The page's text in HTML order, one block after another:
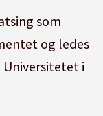
som
og ledes
i